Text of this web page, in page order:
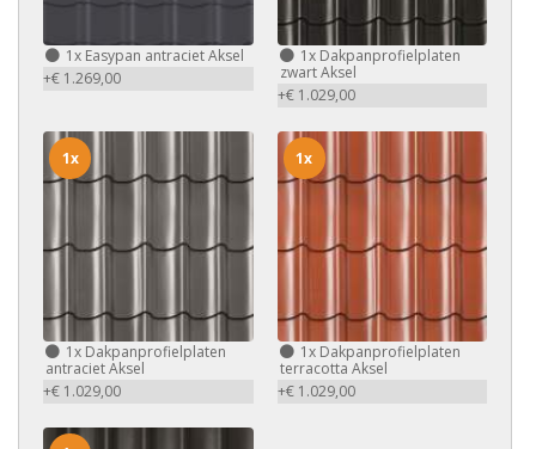
1x Easypan antraciet Aksel
+€ 1.269,00
1xDakpanprofielplaten
zwart Aksel
+€ 1.029,00
1x Dakpanprofielplaten
antraciet Aksel
+€ 1.029,00
1x
1xDakpanprofielplaten
terracotta Aksel
+€ 1.029,00
1x